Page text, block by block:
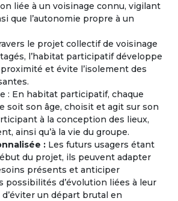
liée à un voisinage connu, vigilant
que l’autonomie propre à un
le projet collectif de voisinage
l’habitat participatif développe
et évite l’isolement des
: En habitat participatif, chaque
soit son âge, choisit et agit sur son
à la conception des lieux,
ainsi qu’à la vie du groupe.
: Les futurs usagers étant
du projet, ils peuvent adapter
présents et anticiper
possibilités d’évolution liées à leur
un départ brutal en
Ouvertes et
retraités ou des personnes
de 60 ans ayant le même
: partir vivre en Grèce à la
ou pendant quelques mois)
attentes que les vôtres (type
mensuel, tendance
acheter ou co-louer, etc...).
En savoir
sur
la Maison Partagée